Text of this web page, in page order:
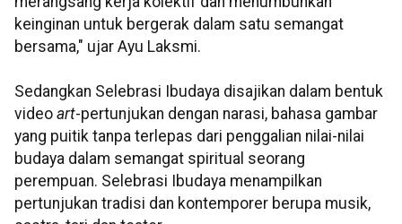
keinginan untuk bergerak dalam satu semangat
bersama," ujar Ayu Laksmi.
Sedangkan Selebrasi Ibudaya disajikan dalam bentuk
video art-pertunjukan dengan narasi, bahasa gambar
yang puitik tanpa terlepas dari penggalian nilai-nilai
budaya dalam semangat spiritual seorang
perempuan. Selebrasi Ibudaya menampilkan
pertunjukan tradisi dan kontemporer berupa musik,